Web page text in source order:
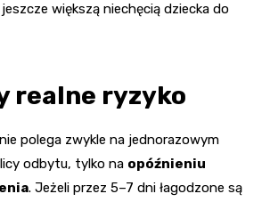
większą niechęcią dziecka do
realne ryzyko
polega zwykle na jednorazowym
odbytu, tylko na opóźnieniu
. Jeżeli przez 5–7 dni łagodzone są